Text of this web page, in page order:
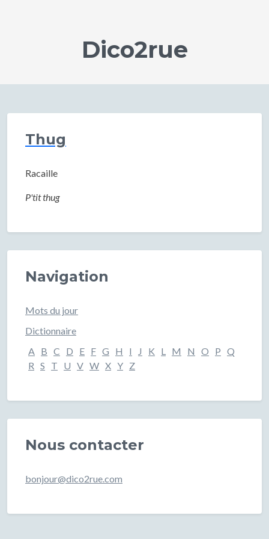
Dico2rue
Thug
Racaille
P'tit thug
Navigation
Mots du jour
Dictionnaire
A B C D E F G H I J K L M N O P Q
R S T U V W X Y Z
Nous contacter
bonjour@dico2rue.com